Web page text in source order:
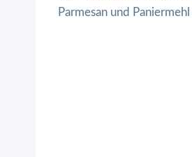
Parmesan und